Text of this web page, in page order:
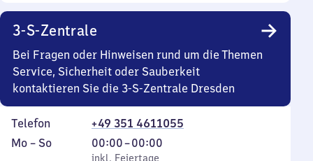
3-S-Zentrale
Bei Fragen oder Hinweisen rund um die Themen
Service, Sicherheit oder Sauberkeit
kontaktieren Sie die 3-S-Zentrale Dresden
Telefon
+49 351 4611055
Montag
Mo – So,
00:00–00:00
Von
inkl. Feiertage